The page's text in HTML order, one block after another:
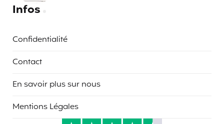
Infos
Confidentialité
Contact
En savoir plus sur nous
Mentions Légales